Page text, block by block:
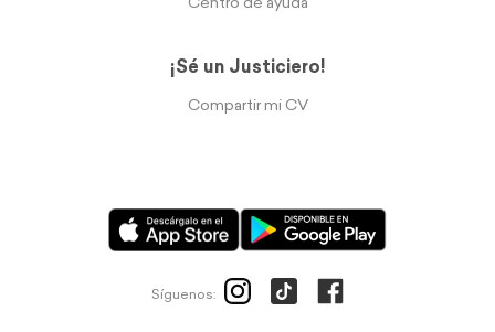
Centro de ayuda
¡Sé un Justiciero!
Compartir mi CV
Síguenos: